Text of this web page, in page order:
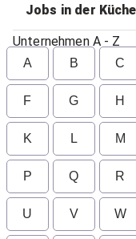
Jobs in der Küche
Unternehmen A - Z
A B C
F G H
K L M
P Q R
U V W